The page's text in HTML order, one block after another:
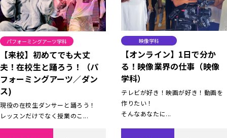
パフォーミングアーツ学科
【来校】初めてでも大丈
夫！在校生と踊ろう！（パ
フォーミングアーツ／ダン
ス)
現役の在校生ダンサーと踊ろう！
レッスンだけでなく授業のこ...
映像学科
【オンライン】1日で分か
る！映像業界の仕事（映像
学科）
テレビが好き！映画が好き！動画を
作りたい！
そんなあなたに...